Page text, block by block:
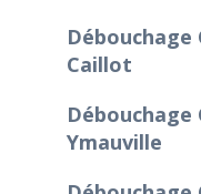
Caillot
Ymauville